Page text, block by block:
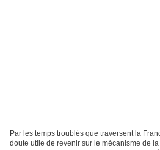
Par les temps troublés que traversent la
doute utile de revenir sur le mécanisme de